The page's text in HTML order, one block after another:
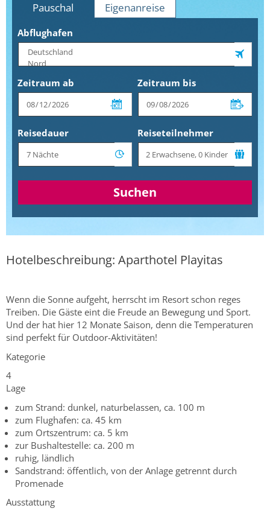
Pauschal Eigenanreise
Abflughafen
Zeitraum ab Zeitraum bis
Reisedauer Reiseteilnehmer
Suchen
Hotelbeschreibung: Aparthotel Playitas
Wenn die Sonne aufgeht, herrscht im Resort schon reges
Treiben. Die Gäste eint die Freude an Bewegung und Sport.
Und der hat hier 12 Monate Saison, denn die Temperaturen
sind perfekt für Outdoor-Aktivitäten!
Kategorie
4
Lage
zum Strand: dunkel, naturbelassen, ca. 100 m
zum Flughafen: ca. 45 km
zum Ortszentrum: ca. 5 km
zur Bushaltestelle: ca. 200 m
ruhig, ländlich
Sandstrand: öffentlich, von der Anlage getrennt durch
Promenade
Ausstattung